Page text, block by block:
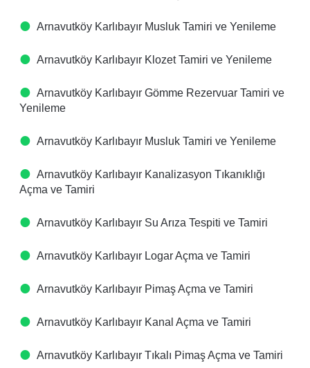
Arnavutköy Karlıbayır Musluk Tamiri ve Yenileme
Arnavutköy Karlıbayır Klozet Tamiri ve Yenileme
Arnavutköy Karlıbayır Gömme Rezervuar Tamiri ve
Yenileme
Arnavutköy Karlıbayır Musluk Tamiri ve Yenileme
Arnavutköy Karlıbayır Kanalizasyon Tıkanıklığı
Açma ve Tamiri
Arnavutköy Karlıbayır Su Arıza Tespiti ve Tamiri
Arnavutköy Karlıbayır Logar Açma ve Tamiri
Arnavutköy Karlıbayır Pimaş Açma ve Tamiri
Arnavutköy Karlıbayır Kanal Açma ve Tamiri
Arnavutköy Karlıbayır Tıkalı Pimaş Açma ve Tamiri